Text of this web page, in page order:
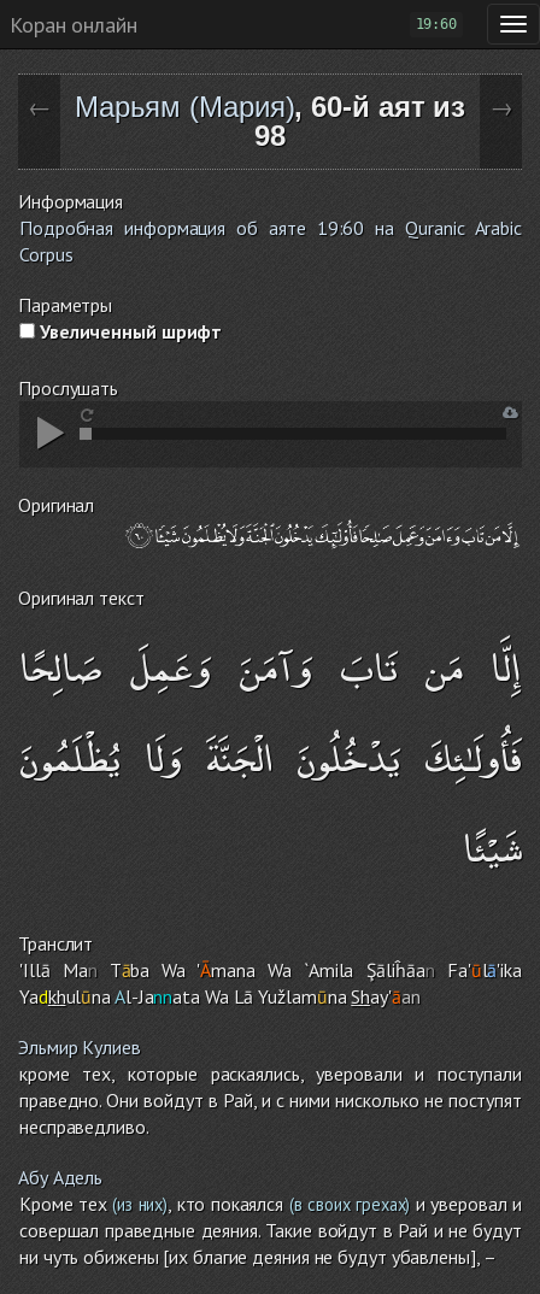
Коран онлайн 19:60
← Марьям (Мария), 60-й аят из
98
→
Информация
Подробная информация об аяте 19:60 на Quranic Arabic
Corpus
Параметры
Увеличенный шрифт
Прослушать
Оригинал
Оригинал текст
إِلَّا مَن تَابَ وَآمَنَ وَعَمِلَ صَالِحًا
فَأُولَـٰئِكَ يَدْخُلُونَ الْجَنَّةَ وَلَا يُظْلَمُونَ
شَيْئًا
Транслит
'Illā ManTāba Wa 'Āmana Wa `Amila ŞāliĥāanFa'ūlā'ika
YadkhulūnaAl-Jannata Wa Lā YužlamūnaShay'āan
Эльмир Кулиев
кроме тех, которые раскаялись, уверовали и поступали
праведно. Они войдут в Рай, и с ними нисколько не поступят
несправедливо.
Абу Адель
Кроме тех(из них), кто покаялся (в своих грехах) и уверовал и
совершал праведные деяния. Такие войдут в Рай и не будут
ни чуть обижены [их благие деяния не будут убавлены], –